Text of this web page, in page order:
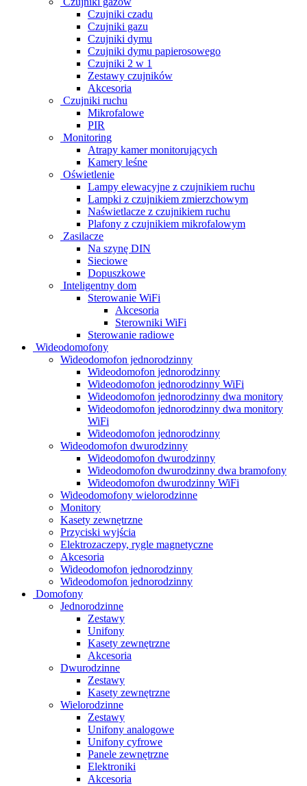
Czujniki czadu
Czujniki gazu
Czujniki dymu
Czujniki dymu papierosowego
Czujniki 2 w 1
Zestawy czujników
Akcesoria
Czujniki ruchu
Mikrofalowe
PIR
Monitoring
Atrapy kamer monitorujących
Kamery leśne
Oświetlenie
Lampy elewacyjne z czujnikiem ruchu
Lampki z czujnikiem zmierzchowym
Naświetlacze z czujnikiem ruchu
Plafony z czujnikiem mikrofalowym
Zasilacze
Na szynę DIN
Sieciowe
Dopuszkowe
Inteligentny dom
Sterowanie WiFi
Akcesoria
Sterowniki WiFi
Sterowanie radiowe
Wideodomofony
Wideodomofon jednorodzinny
Wideodomofon jednorodzinny
Wideodomofon jednorodzinny WiFi
Wideodomofon jednorodzinny dwa monitory
Wideodomofon jednorodzinny dwa monitory
WiFi
Wideodomofon jednorodzinny
Wideodomofon dwurodzinny
Wideodomofon dwurodzinny
Wideodomofon dwurodzinny dwa bramofony
Wideodomofon dwurodzinny WiFi
Wideodomofony wielorodzinne
Monitory
Kasety zewnętrzne
Przyciski wyjścia
Elektrozaczepy, rygle magnetyczne
Akcesoria
Wideodomofon jednorodzinny
Wideodomofon jednorodzinny
Domofony
Jednorodzinne
Zestawy
Unifony
Kasety zewnętrzne
Akcesoria
Dwurodzinne
Zestawy
Kasety zewnętrzne
Wielorodzinne
Zestawy
Unifony analogowe
Unifony cyfrowe
Panele zewnętrzne
Elektroniki
Akcesoria